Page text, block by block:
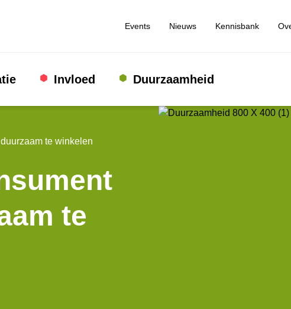
Events Nieuws Kennisbank
Invloed Duurzaamheid
te winkelen
te